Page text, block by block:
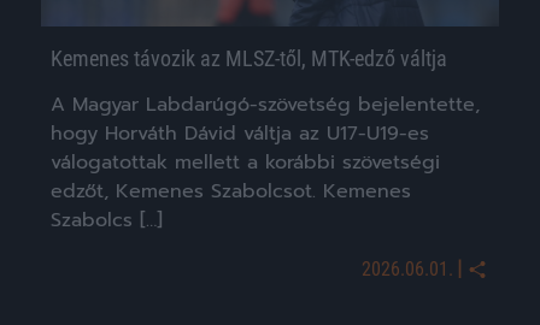
Kemenes távozik az MLSZ-től, MTK-edző váltja
A Magyar Labdarúgó-szövetség bejelentette,
hogy Horváth Dávid váltja az U17-U19-es
válogatottak mellett a korábbi szövetségi
edzőt, Kemenes Szabolcsot. Kemenes
Szabolcs […]
2026.06.01. |